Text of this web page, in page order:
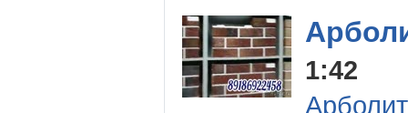
1:42